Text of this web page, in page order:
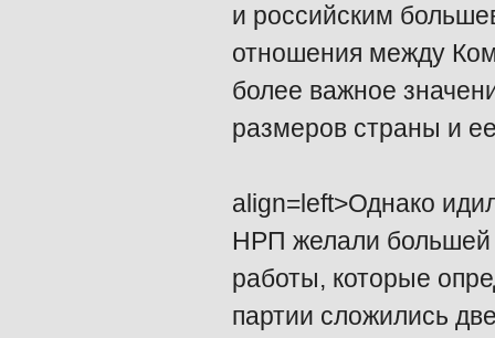
и российским
отношения между
более важное
размеров страны и
align=left>Однако
НРП желали большей
работы, которые
партии сложились